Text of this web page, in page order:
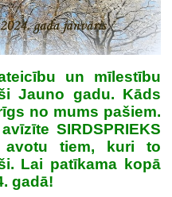
un mīlestību
Jauno gadu. Kāds
no mums pašiem.
SIRDSPRIEKS
avotu tiem, kuri to
Lai patīkama kopā
gadā!